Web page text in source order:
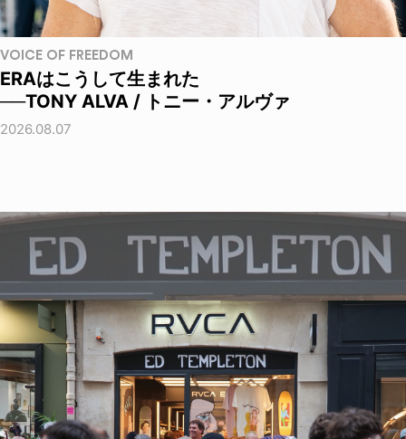
VOICE OF FREEDOM
ERAはこうして生まれた
──TONY ALVA / トニー・アルヴァ
2026.08.07